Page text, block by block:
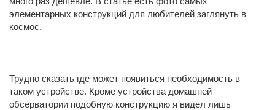
элементарных конструкций для любителей заглянуть в
космос.
Трудно сказать где может появиться необходимость в
таком устройстве. Кроме устройства домашней
обсерватории подобную конструкцию я видел лишь